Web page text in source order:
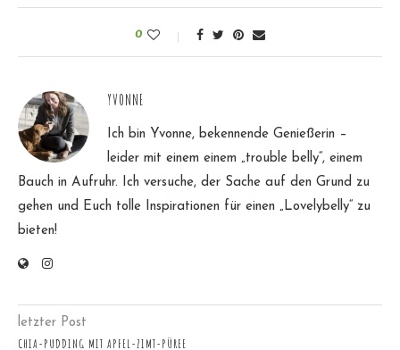
0
YVONNE
Ich bin Yvonne, bekennende Genießerin –
leider mit einem einem „trouble belly“, einem
Bauch in Aufruhr. Ich versuche, der Sache auf den Grund zu
gehen und Euch tolle Inspirationen für einen „Lovelybelly“ zu
bieten!
letzter Post
CHIA-PUDDING MIT APFEL-ZIMT-PÜREE